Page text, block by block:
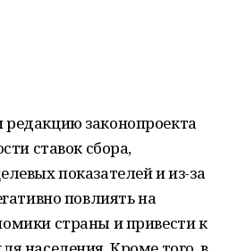
законопроекта
ставок сбора,
показателей и из-за
повлиять на
страны и привести к